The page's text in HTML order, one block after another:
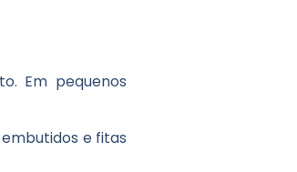
Em pequenos
e fitas